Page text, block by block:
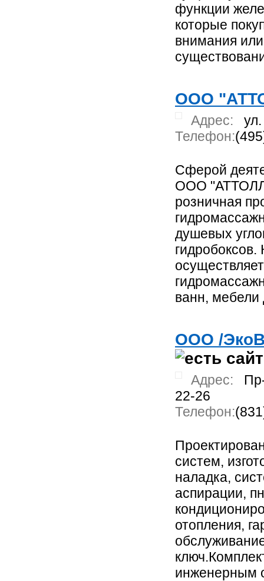
функции
которые
внимания
ООО
Адрес:
Телефон:
Сферой
ООО
розничная
душевых
ванн, мебели
ООО /
Адрес:
22-26
Телефон:
систем,
наладка,
аспирации,
отопления,
инженерным